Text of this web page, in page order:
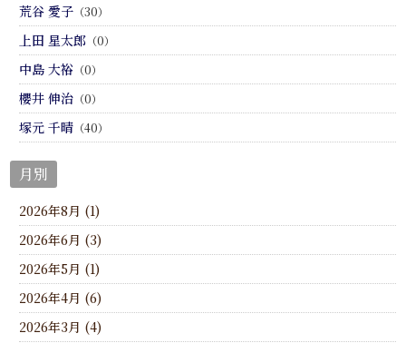
荒谷 愛子 （30）
上田 星太郎 （0）
中島 大裕 （0）
櫻井 伸治 （0）
塚元 千晴 （40）
月別
2026年8月 (1)
2026年6月 (3)
2026年5月 (1)
2026年4月 (6)
2026年3月 (4)